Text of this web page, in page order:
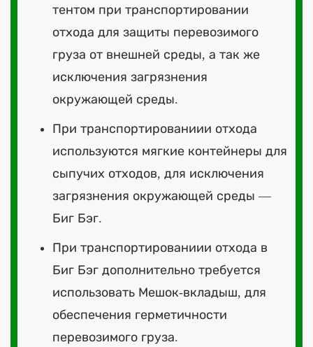
тентом при транспортировании
отхода для защиты перевозимого
груза от внешней среды, а так же
исключения загрязнения
окружающей среды.
При транспортированиии отхода
используются мягкие контейнеры для
сыпучих отходов, для исключения
загрязнения окружающей среды —
Биг Бэг.
При транспортированиии отхода в
Биг Бэг дополнительно требуется
использовать Мешок-вкладыш, для
обеспечения герметичности
перевозимого груза.